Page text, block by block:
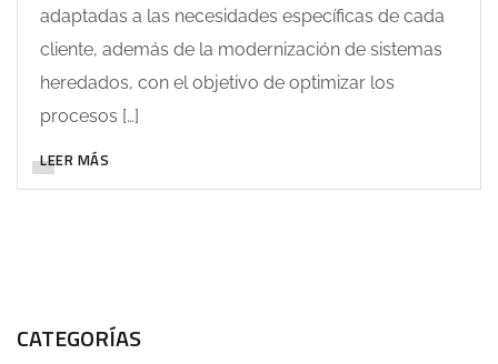
adaptadas a las necesidades específicas de cada
cliente, además de la modernización de sistemas
heredados, con el objetivo de optimizar los
procesos […]
LEER MÁS
CATEGORÍAS